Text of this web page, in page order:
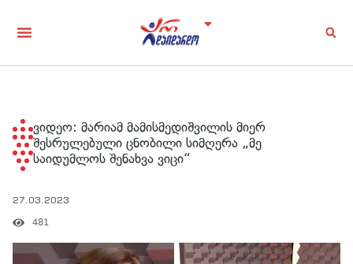
ვიდეო: მარიამ მამისმედიშვილის მიერ
შესრულებული ცნობილი სიმღერა „მე
საიდუმლოს შენახვა ვიცი“
27.03.2023
481